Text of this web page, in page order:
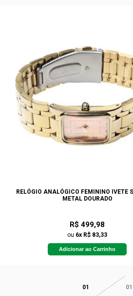
RELÓGIO ANALÓGICO FEMININO IVETE
METAL DOURADO
R$ 499,98
ou 6x R$ 83,33
Adicionar ao Carrinho
01